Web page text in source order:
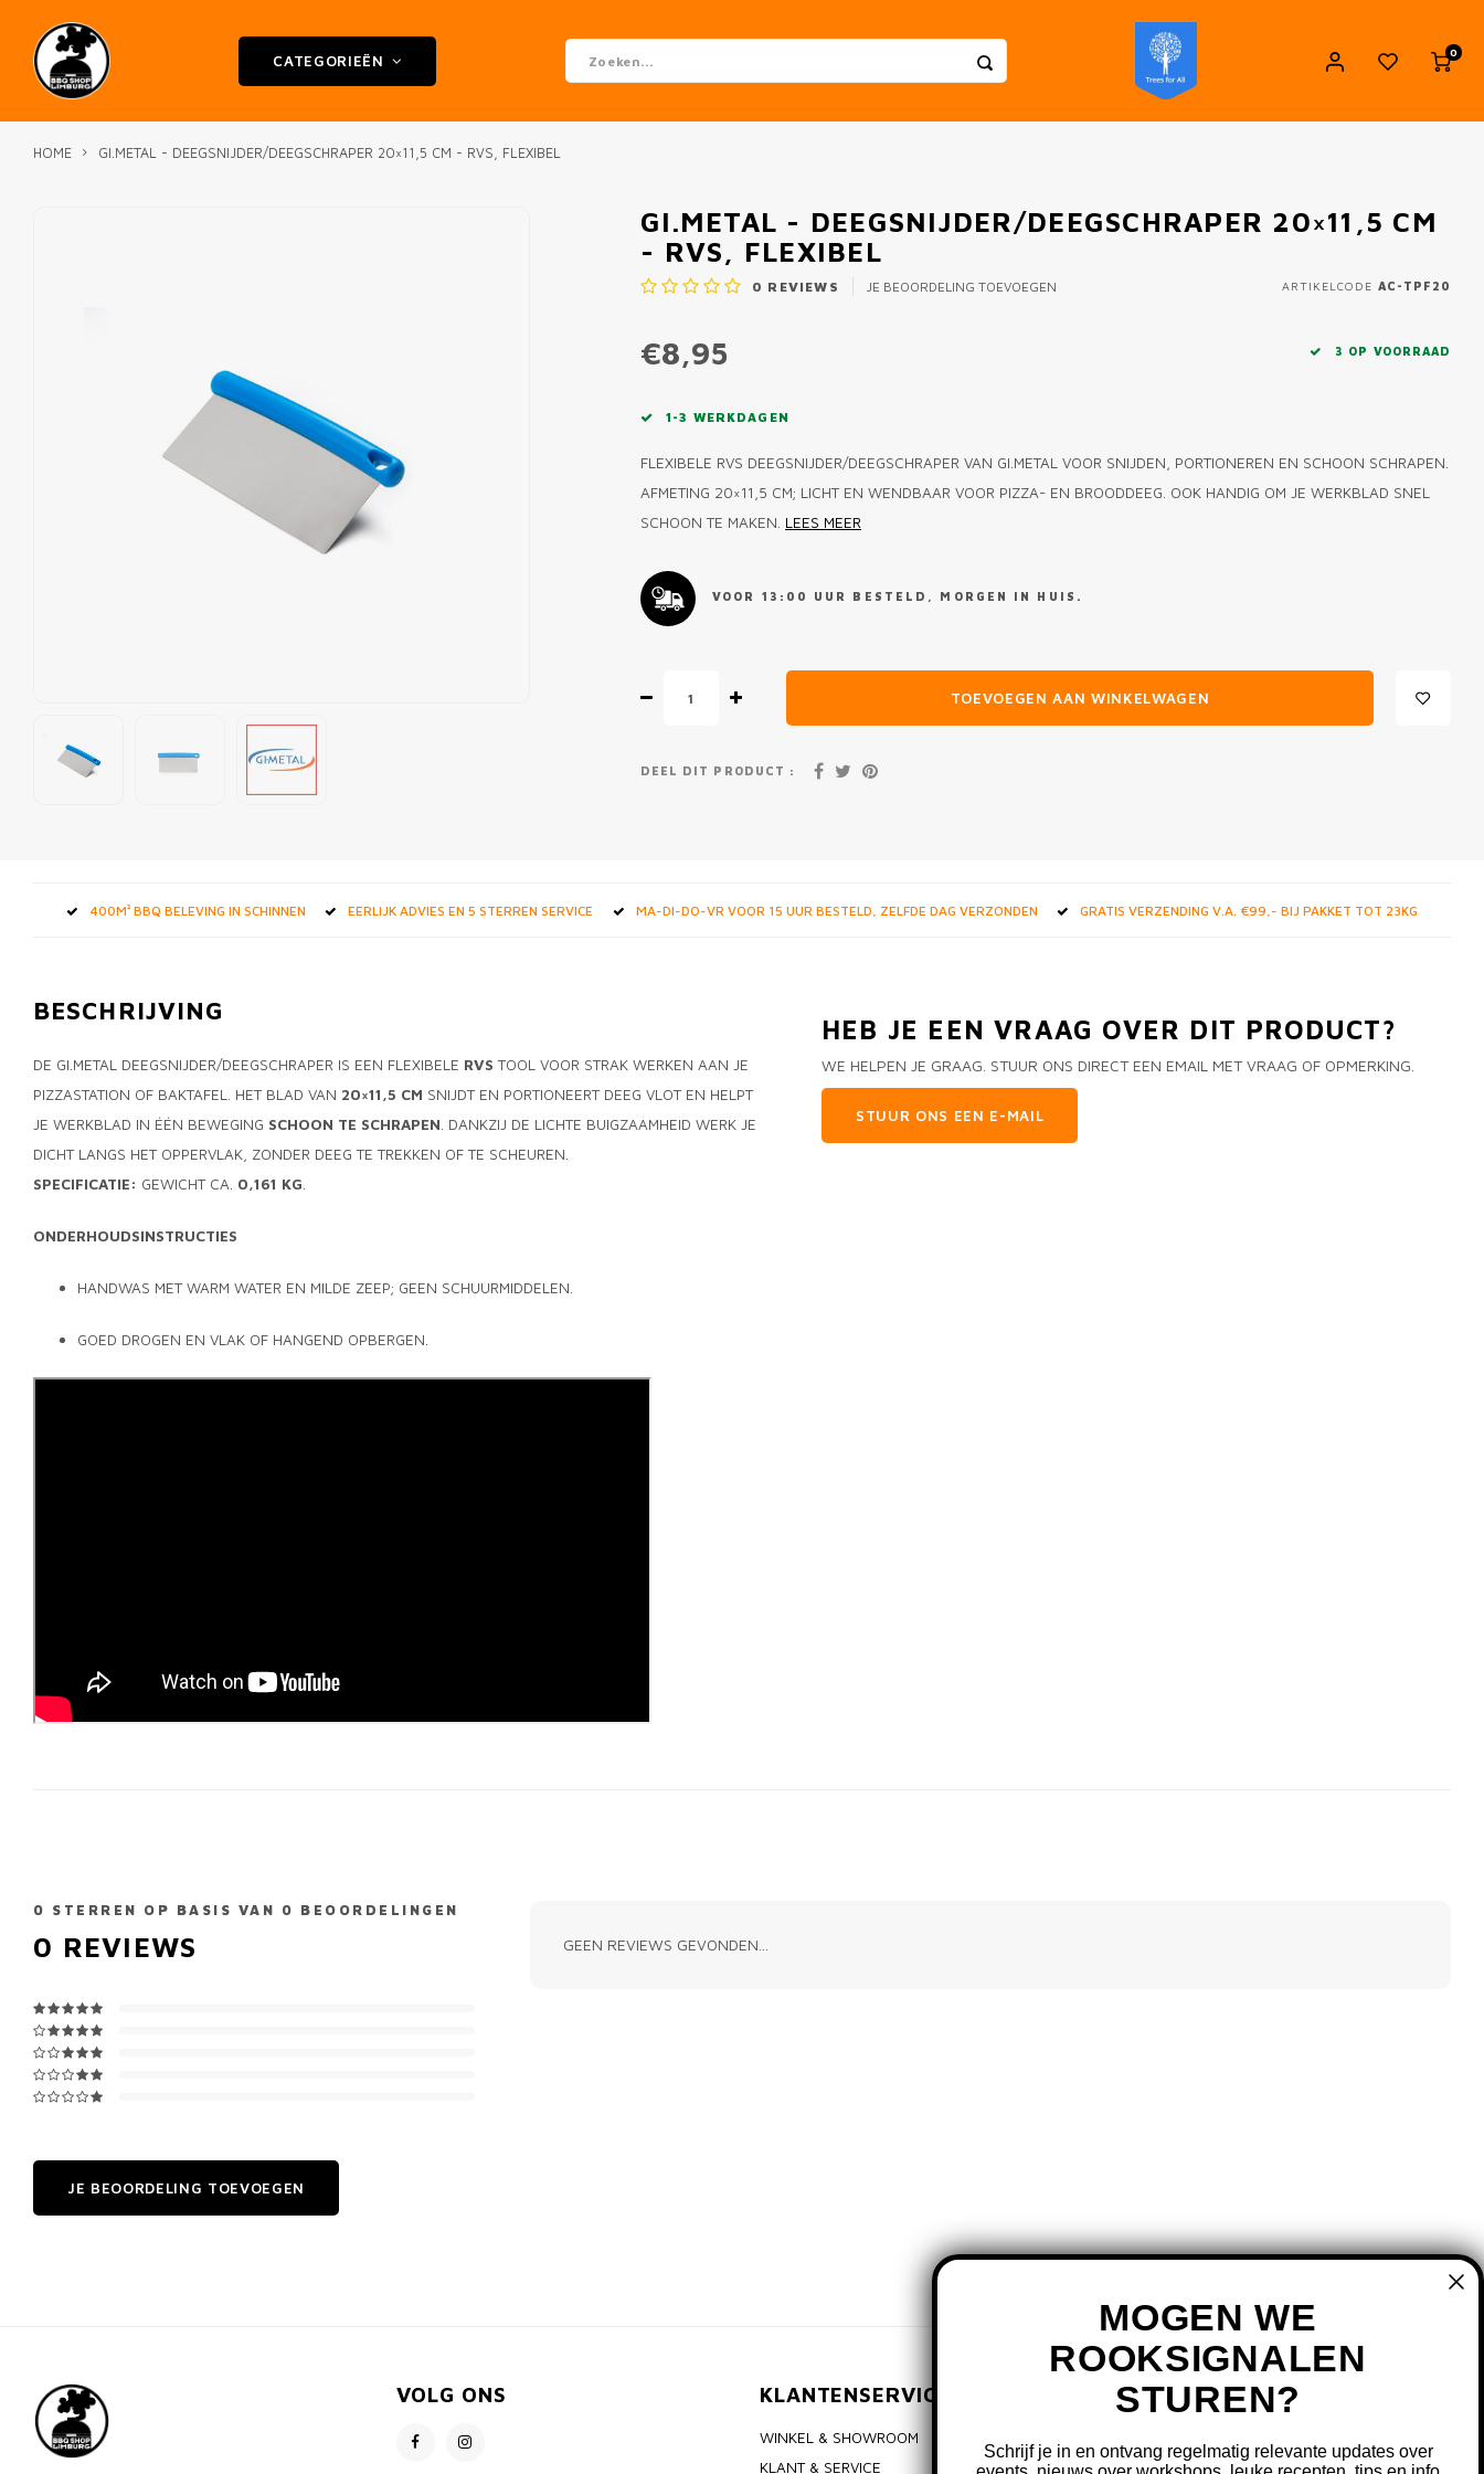
CATEGORIEËN
0
HOME GI.METAL - DEEGSNIJDER/DEEGSCHRAPER 20×11,5 CM - RVS, FLEXIBEL
GI.METAL - DEEGSNIJDER/DEEGSCHRAPER 20×11,5 CM
- RVS, FLEXIBEL
0 REVIEWS JE BEOORDELING TOEVOEGEN ARTIKELCODE AC-TPF20
€8,95 3 OP VOORRAAD
1-3 WERKDAGEN
FLEXIBELE RVS DEEGSNIJDER/DEEGSCHRAPER VAN GI.METAL VOOR SNIJDEN, PORTIONEREN EN SCHOON SCHRAPEN.
AFMETING 20×11,5 CM; LICHT EN WENDBAAR VOOR PIZZA- EN BROODDEEG. OOK HANDIG OM JE WERKBLAD SNEL
SCHOON TE MAKEN. LEES MEER
VOOR 13:00 UUR BESTELD, MORGEN IN HUIS.
TOEVOEGEN AAN WINKELWAGEN
DEEL DIT PRODUCT :
400M² BBQ BELEVING IN SCHINNEN EERLIJK ADVIES EN 5 STERREN SERVICE MA-DI-DO-VR VOOR 15 UUR BESTELD, ZELFDE DAG VERZONDEN GRATIS VERZENDING V.A. €99,- BIJ PAKKET TOT 23KG
BESCHRIJVING
DE GI.METAL DEEGSNIJDER/DEEGSCHRAPER IS EEN FLEXIBELE RVS TOOL VOOR STRAK WERKEN AAN JE
PIZZASTATION OF BAKTAFEL. HET BLAD VAN 20×11,5 CM SNIJDT EN PORTIONEERT DEEG VLOT EN HELPT
JE WERKBLAD IN ÉÉN BEWEGING SCHOON TE SCHRAPEN . DANKZIJ DE LICHTE BUIGZAAMHEID WERK JE
DICHT LANGS HET OPPERVLAK, ZONDER DEEG TE TREKKEN OF TE SCHEUREN.
SPECIFICATIE: GEWICHT CA. 0,161 KG
ONDERHOUDSINSTRUCTIES
HANDWAS MET WARM WATER EN MILDE ZEEP; GEEN SCHUURMIDDELEN.
GOED DROGEN EN VLAK OF HANGEND OPBERGEN.
HEB JE EEN VRAAG OVER DIT PRODUCT?
WE HELPEN JE GRAAG. STUUR ONS DIRECT EEN EMAIL MET VRAAG OF OPMERKING.
STUUR ONS EEN E-MAIL
0 STERREN OP BASIS VAN 0 BEOORDELINGEN
0 REVIEWS
JE BEOORDELING TOEVOEGEN
GEEN REVIEWS GEVONDEN...
VOLG ONS KLANTENSERVICE
WINKEL & SHOWROOM
KLANT & SERVICE
MIJN ACCOUNT
MIJN BESTELLINGEN
MOGEN WE
ROOKSIGNALEN
STUREN?
Schrijf je in en ontvang regelmatig relevante updates over